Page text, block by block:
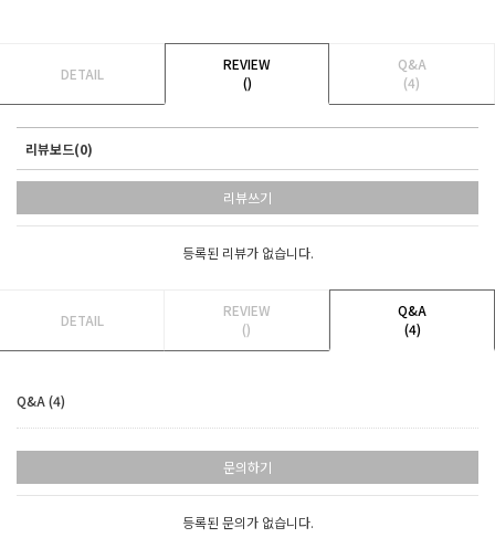
DETAIL
REVIEW
()
Q&A
(4)
리뷰보드(0)
리뷰쓰기
등록된 리뷰가 없습니다.
DETAIL
REVIEW
()
Q&A
(4)
Q&A (4)
문의하기
등록된 문의가 없습니다.